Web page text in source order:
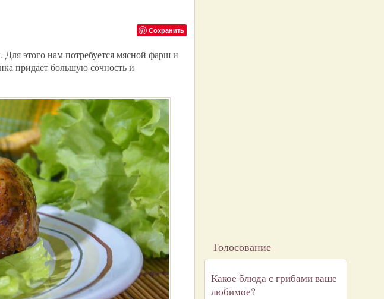
Сохранить
этого нам потребуется мясной фарш и
придает большую сочность и
Голосование
Какое блюда с грибами ваше
любимое?